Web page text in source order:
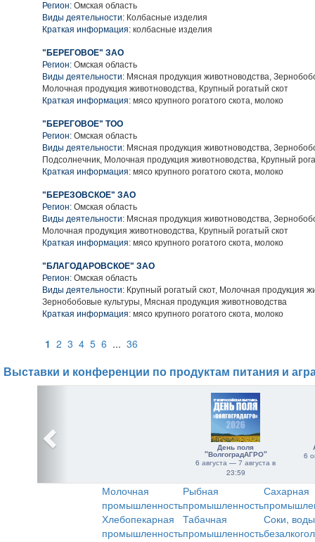
Регион: Омская область
Виды деятельности: Колбасные изделия
Краткая информация: колбасные изделия
"БЕРЕГОВОЕ" ЗАО
Регион: Омская область
Виды деятельности: Мясная продукция животноводства,
Молочная продукция животноводства, Крупный рогатый скот
Краткая информация: мясо крупного рогатого скота, молоко
"БЕРЕГОВОЕ" ТОО
Регион: Омская область
Виды деятельности: Мясная продукция животноводства,
Подсолнечник, Молочная продукция животноводства, Крупный
Краткая информация: мясо крупного рогатого скота, молоко
"БЕРЕЗОВСКОЕ" ЗАО
Регион: Омская область
Виды деятельности: Мясная продукция животноводства,
Молочная продукция животноводства, Крупный рогатый скот
Краткая информация: мясо крупного рогатого скота, молоко
"БЛАГОДАРОВСКОЕ" ЗАО
Регион: Омская область
Виды деятельности: Крупный рогатый скот, Молочная продукция
Зернобобовые культуры, Мясная продукция животноводства
Краткая информация: мясо крупного рогатого скота, молоко
1 2 3 4 5 6 ... 36
Выставки и конференции по продуктам питания и
День поля
"ВолгоградАГРО"
6 августа — 7 августа в
23:59
6
Молочная
промышленность
Рыбная
промышленность
Сахарная
Хлебопекарная
промышленность
Табачная
промышленность
Соки,